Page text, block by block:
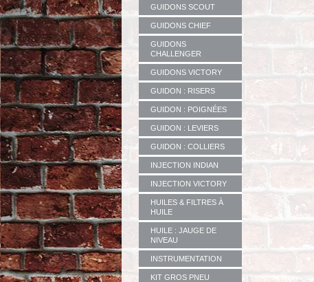
GUIDONS SCOUT
GUIDONS CHIEF
GUIDONS
CHALLENGER
GUIDONS VICTORY
GUIDON : RISERS
GUIDON : POIGNÉES
GUIDON : LEVIERS
GUIDON : COLLIERS
INJECTION INDIAN
INJECTION VICTORY
HUILES & FILTRES À
HUILE
HUILE : JAUGE DE
NIVEAU
INSTRUMENTATION
KIT GROS PNEU